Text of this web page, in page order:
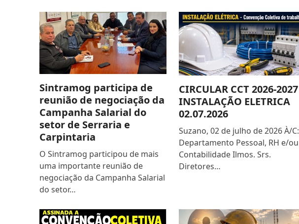
Sintramog participa de
reunião de negociação da
Campanha Salarial do
setor de Serraria e
Carpintaria
O Sintramog participou de mais
uma importante reunião de
negociação da Campanha Salarial
do setor…
CIRCULAR CCT 2026-2027
INSTALAÇÃO ELETRICA
02.07.2026
Suzano, 02 de julho de 2026 À/C:
Departamento Pessoal, RH e/ou
Contabilidade Ilmos. Srs.
Diretores…